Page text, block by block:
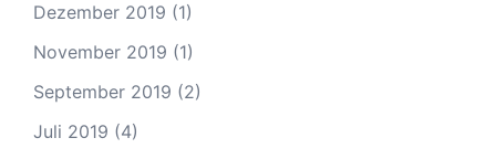
Dezember 2019 (1)
November 2019 (1)
September 2019 (2)
Juli 2019 (4)